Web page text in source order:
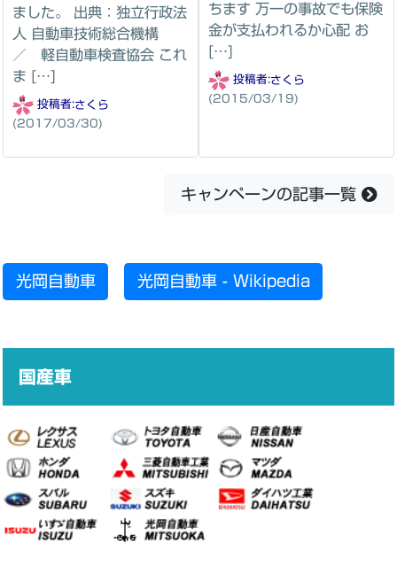
ました。 出典：独立行政法
人 自動車技術総合機構
／ 軽自動車検査協会 これ
ま […]
投稿者:さくら
(2017/03/30)
ちます 万一の事故でも保険
金が支払われるか心配 お
[…]
投稿者:さくら
(2015/03/19)
キャンペーンの記事一覧
光岡自動車 光岡自動車 - Wikipedia
国産車